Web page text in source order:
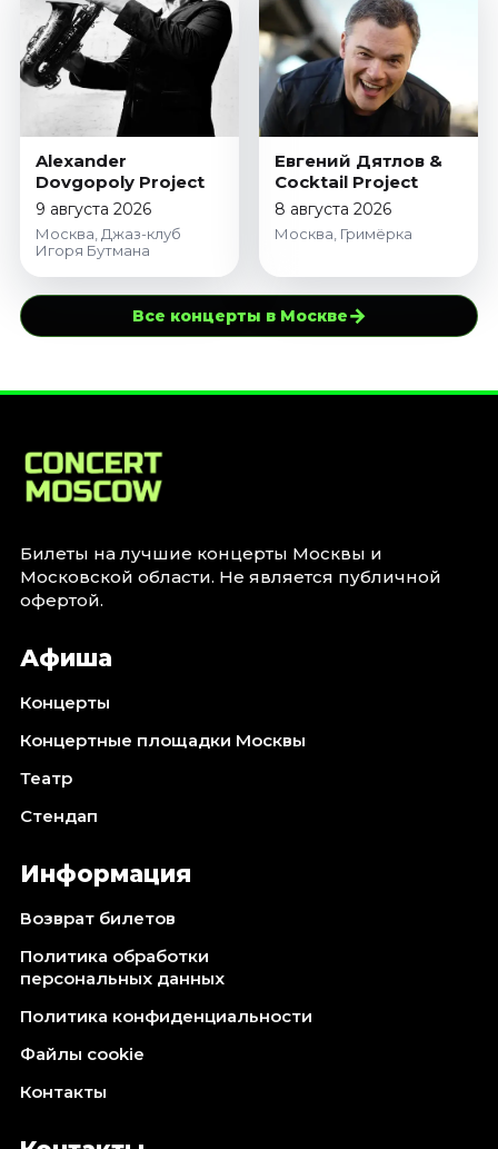
Alexander
Dovgopoly Project
9 августа 2026
Москва, Джаз-клуб
Игоря Бутмана
Евгений Дятлов &
Cocktail Project
8 августа 2026
Москва, Гримёрка
Все концерты в Москве→
Билеты на лучшие концерты Москвы и
Московской области. Не является публичной
офертой.
Афиша
Концерты
Концертные площадки Москвы
Театр
Стендап
Информация
Возврат билетов
Политика обработки
персональных данных
Политика конфиденциальности
Файлы cookie
Контакты